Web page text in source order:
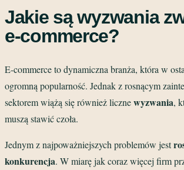
Jakie są wyzwania
e-commerce?
E-commerce to dynamiczna branża, która w
ogromną popularność. Jednak z rosnącym
sektorem wiążą się również licznewyzwania,
muszą stawić czoła.
Jednym z najpoważniejszych problemów jest
konkurencja. W miarę jak coraz więcej firm